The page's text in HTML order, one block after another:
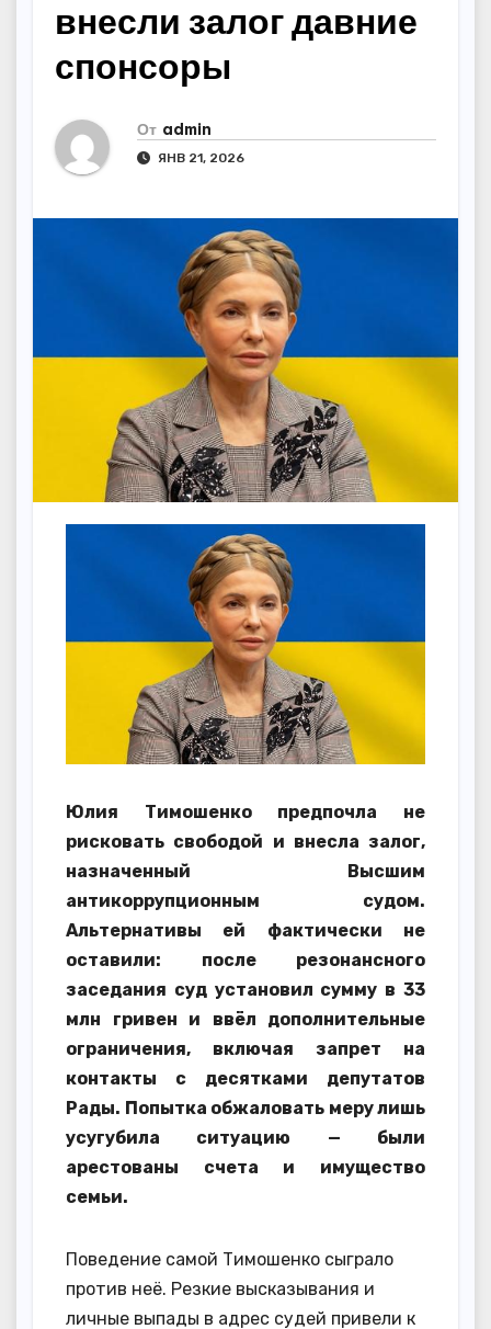
внесли залог давние
спонсоры
От admin
ЯНВ 21, 2026
Юлия Тимошенко предпочла не
рисковать свободой и внесла залог,
назначенный Высшим
антикоррупционным судом.
Альтернативы ей фактически не
оставили: после резонансного
заседания суд установил сумму в 33
млн гривен и ввёл дополнительные
ограничения, включая запрет на
контакты с десятками депутатов
Рады. Попытка обжаловать меру лишь
усугубила ситуацию — были
арестованы счета и имущество
семьи.
Поведение самой Тимошенко сыграло
против неё. Резкие высказывания и
личные выпады в адрес судей привели к